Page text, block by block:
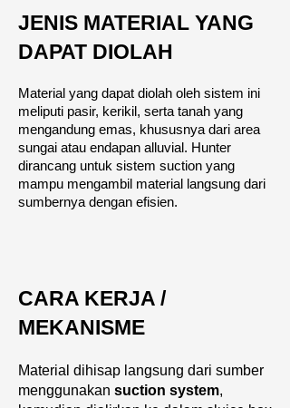
JENIS MATERIAL YANG
DAPAT DIOLAH
Material yang dapat diolah oleh sistem ini
meliputi pasir, kerikil, serta tanah yang
mengandung emas, khususnya dari area
sungai atau endapan alluvial. Hunter
dirancang untuk sistem suction yang
mampu mengambil material langsung dari
sumbernya dengan efisien.
CARA KERJA /
MEKANISME
Material dihisap langsung dari sumber
menggunakan suction system,